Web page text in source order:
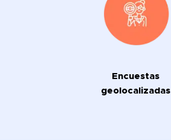
Encuestas
geolocalizadas